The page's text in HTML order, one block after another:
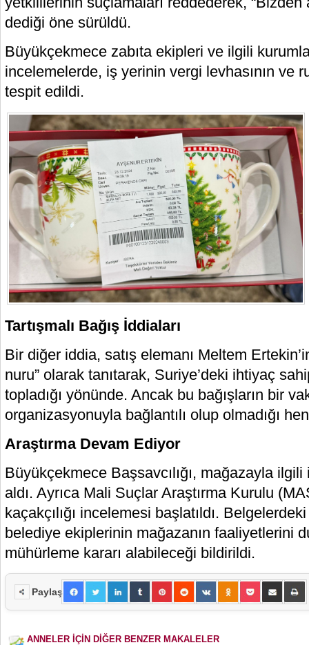
dediği öne sürüldü.
Büyükçekmece zabıta ekipleri ve ilgili
incelemelerde, iş yerinin vergi levhasının ve
tespit edildi.
Tartışmalı Bağış İddiaları
Bir diğer iddia, satış elemanı Meltem
nuru” olarak tanıtarak, Suriye’deki ihtiyaç
topladığı yönünde. Ancak bu bağışların bir
organizasyonuyla bağlantılı olup olmadığı
Araştırma Devam Ediyor
Büyükçekmece Başsavcılığı, mağazayla
aldı. Ayrıca Mali Suçlar Araştırma Kurulu
kaçakçılığı incelemesi başlatıldı.
belediye ekiplerinin mağazanın faaliyetlerini
mühürleme kararı alabileceği bildirildi.
Paylaş
ANNELER İÇİN DİĞER BENZER MAKALELER